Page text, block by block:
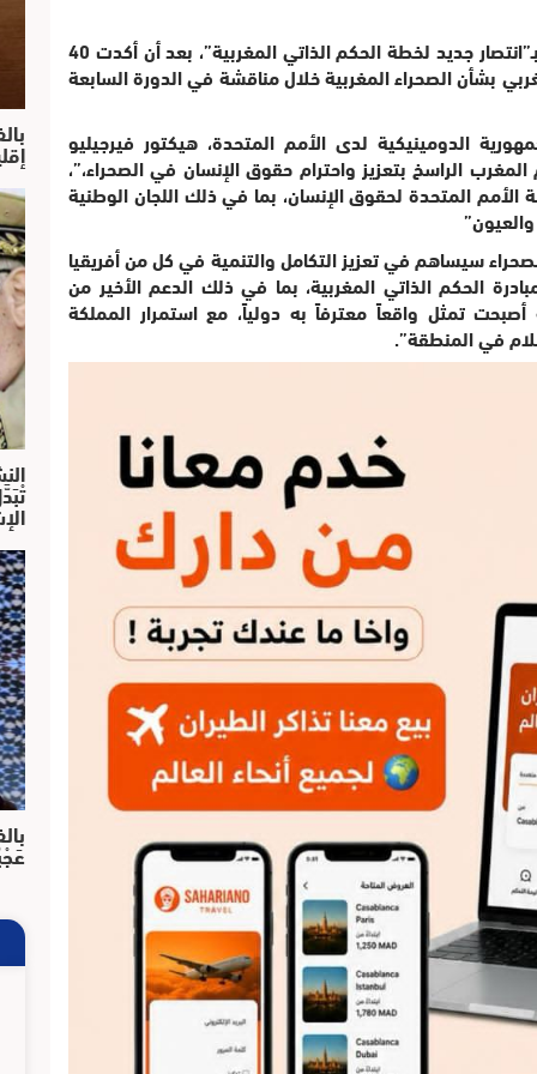
نشرت صحيفة “اتاليار” الإسبانية، تقريرا عنونته بـ”انتصار جديد لخطة الحكم الذاتي المغربية”، بعد أن أكدت 40
بشأن الصحراء المغربية خلال مناقشة في الدورة السابعة
الدومينيكية لدى الأمم المتحدة، هيكتور فيرجيليو
المغرب الراسخ بتعزيز واحترام حقوق الإنسان في الصحراء،”،
المتحدة لحقوق الإنسان، بما في ذلك اللجان الوطنية
سيساهم في تعزيز التكامل والتنمية في كل من أفريقيا
الحكم الذاتي المغربية، بما في ذلك الدعم الأخير من
تمثل واقعاً معترفاً به دولياً، مع استمرار المملكة
في المنطقة”.